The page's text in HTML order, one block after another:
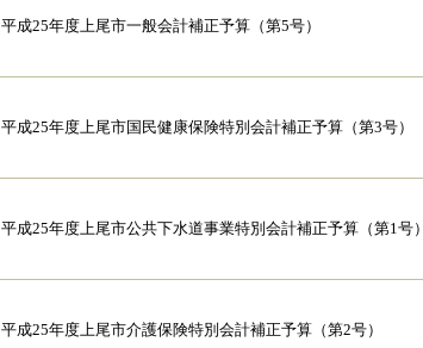
平成25年度上尾市一般会計補正予算（第5号）
平成25年度上尾市国民健康保険特別会計補正予算（第3号）
平成25年度上尾市公共下水道事業特別会計補正予算（第1号）
平成25年度上尾市介護保険特別会計補正予算（第2号）